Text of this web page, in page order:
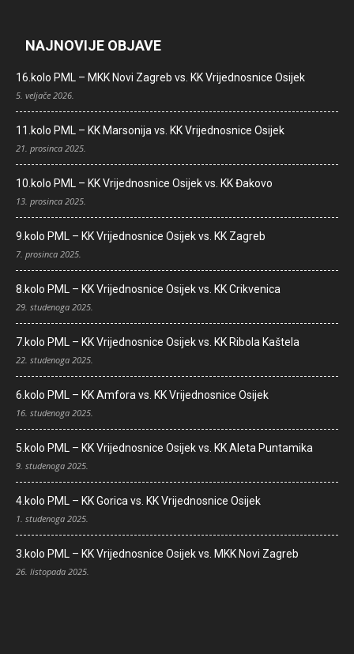
NAJNOVIJE OBJAVE
16.kolo PML – MKK Novi Zagreb vs. KK Vrijednosnice Osijek
5. veljače 2026.
11.kolo PML – KK Marsonija vs. KK Vrijednosnice Osijek
21. prosinca 2025.
10.kolo PML – KK Vrijednosnice Osijek vs. KK Đakovo
13. prosinca 2025.
9.kolo PML – KK Vrijednosnice Osijek vs. KK Zagreb
7. prosinca 2025.
8.kolo PML – KK Vrijednosnice Osijek vs. KK Crikvenica
29. studenoga 2025.
7.kolo PML – KK Vrijednosnice Osijek vs. KK Ribola Kaštela
22. studenoga 2025.
6.kolo PML – KK Amfora vs. KK Vrijednosnice Osijek
16. studenoga 2025.
5.kolo PML – KK Vrijednosnice Osijek vs. KK Aleta Puntamika
9. studenoga 2025.
4.kolo PML – KK Gorica vs. KK Vrijednosnice Osijek
1. studenoga 2025.
3.kolo PML – KK Vrijednosnice Osijek vs. MKK Novi Zagreb
26. listopada 2025.